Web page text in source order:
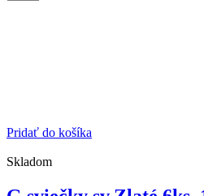
Pridať do košíka
Skladom